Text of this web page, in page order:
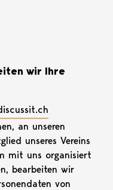
wir Ihre
an unseren
unseres Vereins
mit uns organisiert
bearbeiten wir
von